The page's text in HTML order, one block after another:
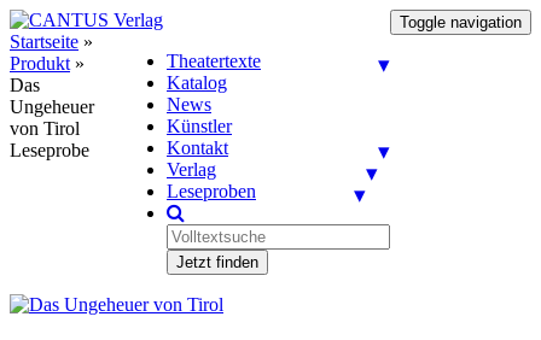
Toggle navigation
Theatertexte
Katalog
News
Künstler
Kontakt
Verlag
Leseproben
Jetzt finden
Startseite »
Produkt »
Das
Ungeheuer
von Tirol
Leseprobe